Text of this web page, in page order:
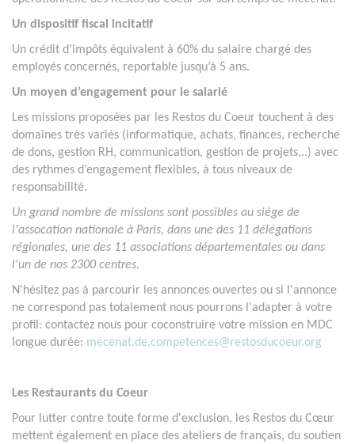
Un dispositif fiscal incitatif
Un crédit d’impôts équivalent à 60% du salaire chargé des
employés concernés, reportable jusqu’à 5 ans.
Un moyen d’engagement pour le salarié
Les missions proposées par les Restos du Coeur touchent à des
domaines très variés (informatique, achats, finances, recherche
de dons, gestion RH, communication, gestion de projets,..) avec
des rythmes d’engagement flexibles, à tous niveaux de
responsabilité.
Un grand nombre de missions sont possibles au siège de
l'assocation nationale à Paris, dans une des 11 délégations
régionales, une des 11 associations départementales ou dans
l'un de nos 2300 centres.
N'hésitez pas à parcourir les annonces ouvertes ou si l'annonce
ne correspond pas totalement nous pourrons l'adapter à votre
profil: contactez nous pour coconstruire votre mission en MDC
longue durée: mecenat.de.competences@restosducoeur.org
Les Restaurants du Coeur
Pour lutter contre toute forme d'exclusion, les Restos du Cœur
mettent également en place des ateliers de français, du soutien